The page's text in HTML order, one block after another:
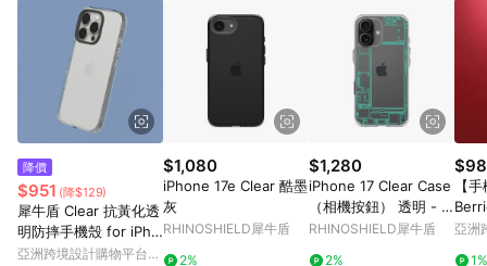
貨後 45 天後發送。 8. 群眾募資商品，禮物卡，開館保證金，補
運費，攤位費等不具贈點資格。 9. LINE 購物站上之商品規格、
顏色、價位、贈品如與 Pinkoi 商品資訊頁及購物車不符，以
Pinkoi 購物商品資訊頁及購物車標示為準。 10. 點數紅包使用規
則請以點數紅包活動說明為準。 11. 若於 LINE 購物前往 Pinkoi
頁面後才首次下載 Pinkoi APP 並完成訂單，不符合導購資格；承
上，首次下載 Pinkoi APP 後，需透過 LINE 購物前往 Pinkoi 頁
降價
$951 (降$129)
犀牛盾 Clear 抗黃化透
明防摔手機殼 for iPho
ne 16系列
亞洲跨境設計購物平台
$1,080
iPhone 17e Clear 酷墨
灰
RHINOSHIELD犀牛盾
2%
$1,280
iPhone 17 Clear Case
（相機按鈕） 透明 - J
OCR - Inside an iPho
RHINOSHIELD犀牛盾
2%
【
亞洲
1%